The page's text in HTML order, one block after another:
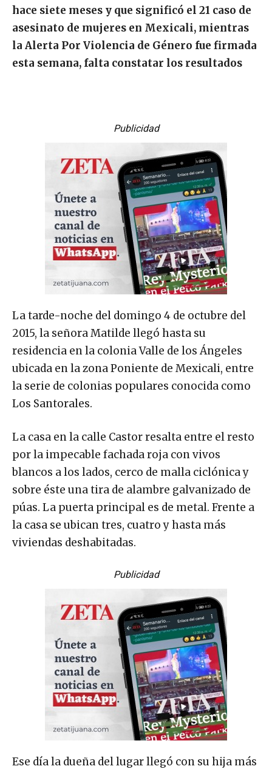
hace siete meses y que significó el 21 caso de
asesinato de mujeres en Mexicali, mientras
la Alerta Por Violencia de Género fue firmada
esta semana, falta constatar los resultados
Publicidad
La tarde-noche del domingo 4 de octubre del
2015, la señora Matilde llegó hasta su
residencia en la colonia Valle de los Ángeles
ubicada en la zona Poniente de Mexicali, entre
la serie de colonias populares conocida como
Los Santorales.
La casa en la calle Castor resalta entre el resto
por la impecable fachada roja con vivos
blancos a los lados, cerco de malla ciclónica y
sobre éste una tira de alambre galvanizado de
púas. La puerta principal es de metal. Frente a
la casa se ubican tres, cuatro y hasta más
viviendas deshabitadas.
Publicidad
Ese día la dueña del lugar llegó con su hija más